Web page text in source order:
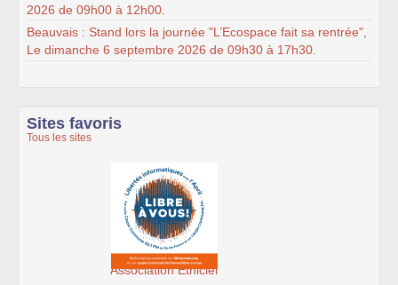
2026 de 09h00 à 12h00.
Beauvais : Stand lors la journée "L’Ecospace fait sa rentrée",
Le dimanche 6 septembre 2026 de 09h30 à 17h30.
Sites favoris
Tous les sites
SeenThis - clx_asso_fr